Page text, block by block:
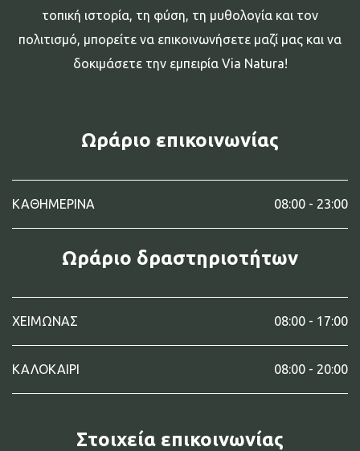
τοπική ιστορία, τη φύση, τη μυθολογία και τον
πολιτισμό, μπορείτε να επικοινωνήσετε μαζί μας και να
δοκιμάσετε την εμπειρία Via Natura!
Ωράριο επικοινωνίας
ΚΑΘΗΜΕΡΙΝΑ 08:00 - 23:00
Ωράριο δραστηριοτήτων
ΧΕΙΜΩΝΑΣ 08:00 - 17:00
ΚΑΛΟΚΑΙΡΙ 08:00 - 20:00
Στοιχεία επικοινωνίας